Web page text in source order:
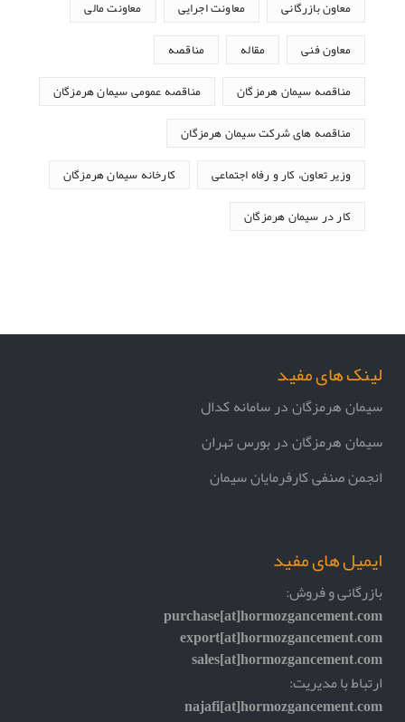
معاون بازرگانی معاونت اجرایی معاونت مالی
معاون فنی مقاله مناقصه
مناقصه سیمان هرمزگان مناقصه عمومی سیمان هرمزگان
مناقصه های شرکت سیمان هرمزگان
وزیر تعاون، کار و رفاه اجتماعی کارخانه سیمان هرمزگان
کار در سیمان هرمزگان
لینک های مفید
سیمان هرمزگان در سامانه کدال
سیمان هرمزگان در بورس تهران
انجمن صنفی کارفرمایان سیمان
ایمیل های مفید
بازرگانی و فروش:
purchase[at]hormozgancement.com
export[at]hormozgancement.com
sales[at]hormozgancement.com
ارتباط با مدیریت:
najafi[at]hormozgancement.com